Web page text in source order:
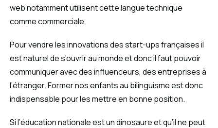
web notamment utilisent cette langue technique
comme commerciale.
Pour vendre les innovations des start-ups françaises il
est naturel de s’ouvrir au monde et donc il faut pouvoir
communiquer avec des influenceurs, des entreprises à
l’étranger. Former nos enfants au bilinguisme est donc
indispensable pour les mettre en bonne position.
Si l’éducation nationale est un dinosaure et qu’il ne peut